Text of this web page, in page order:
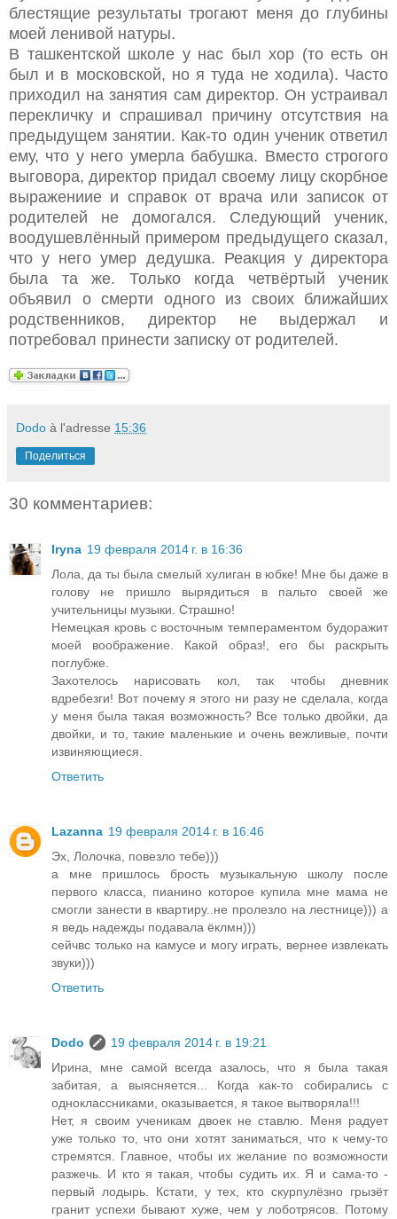
блестящие результаты трогают меня до глубины
моей ленивой натуры.
В ташкентской школе у нас был хор (то есть он
был и в московской, но я туда не ходила). Часто
приходил на занятия сам директор. Он устраивал
перекличку и спрашивал причину отсутствия на
предыдущем занятии. Как-то один ученик ответил
ему, что у него умерла бабушка. Вместо строгого
выговора, директор придал своему лицу скорбное
выражениие и справок от врача или записок от
родителей не домогался. Следующий ученик,
воодушевлённый примером предыдущего сказал,
что у него умер дедушка. Реакция у директора
была та же. Только когда четвёртый ученик
объявил о смерти одного из своих ближайших
родственников, директор не выдержал и
потребовал принести записку от родителей.
Dodo à l'adresse 15:36
Поделиться
30 комментариев:
Iryna 19 февраля 2014 г. в 16:36
Лола, да ты была смелый хулиган в юбке! Мне бы даже в
голову не пришло вырядиться в пальто своей же
учительницы музыки. Страшно!
Немецкая кровь с восточным темпераментом будоражит
моей воображение. Какой образ!, его бы раскрыть
поглубже.
Захотелось нарисовать кол, так чтобы дневник
вдребезги! Вот почему я этого ни разу не сделала, когда
у меня была такая возможность? Все только двойки, да
двойки, и то, такие маленькие и очень вежливые, почти
извиняющиеся.
Ответить
Lazanna 19 февраля 2014 г. в 16:46
Эх, Лолочка, повезло тебе)))
а мне пришлось брость музыкальную школу после
первого класса, пианино которое купила мне мама не
смогли занести в квартиру..не пролезло на лестнице))) а
я ведь надежды подавала ёклмн)))
сейчвс только на камусе и могу играть, вернее извлекать
звуки)))
Ответить
Dodo
19 февраля 2014 г. в 19:21
Ирина, мне самой всегда азалось, что я была такая
забитая, а выясняется... Когда как-то собирались с
одноклассниками, оказывается, я такое вытворяла!!!
Нет, я своим ученикам двоек не ставлю. Меня радует
уже только то, что они хотят заниматься, что к чему-то
стремятся. Главное, чтобы их желание по возможности
разжечь. И кто я такая, чтобы судить их. Я и сама-то -
первый лодырь. Кстати, у тех, кто скурпулёзно грызёт
гранит успехи бывают хуже, чем у лоботрясов. Потому